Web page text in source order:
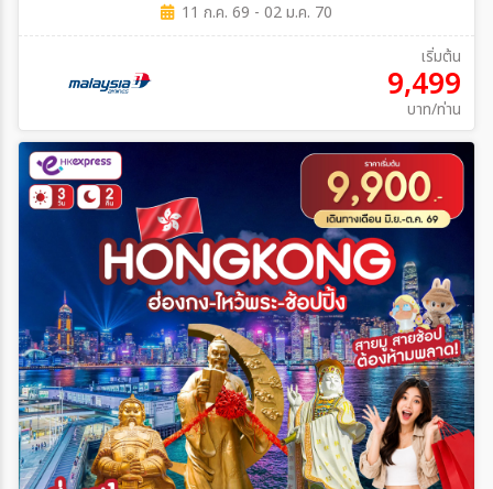
11 ก.ค. 69 - 02 ม.ค. 70
เริ่มต้น
9,499
บาท/ท่าน